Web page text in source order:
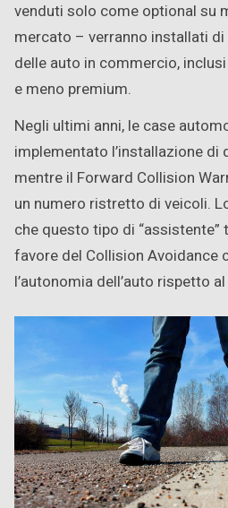
venduti solo come optional su
mercato – verranno installati
delle auto in commercio,
e meno premium.
Negli ultimi anni, le case
implementato l’installazione
mentre il Forward Collision
un numero ristretto di veicoli.
che questo tipo di “assistente”
favore del Collision Avoidance
l’autonomia dell’auto rispetto